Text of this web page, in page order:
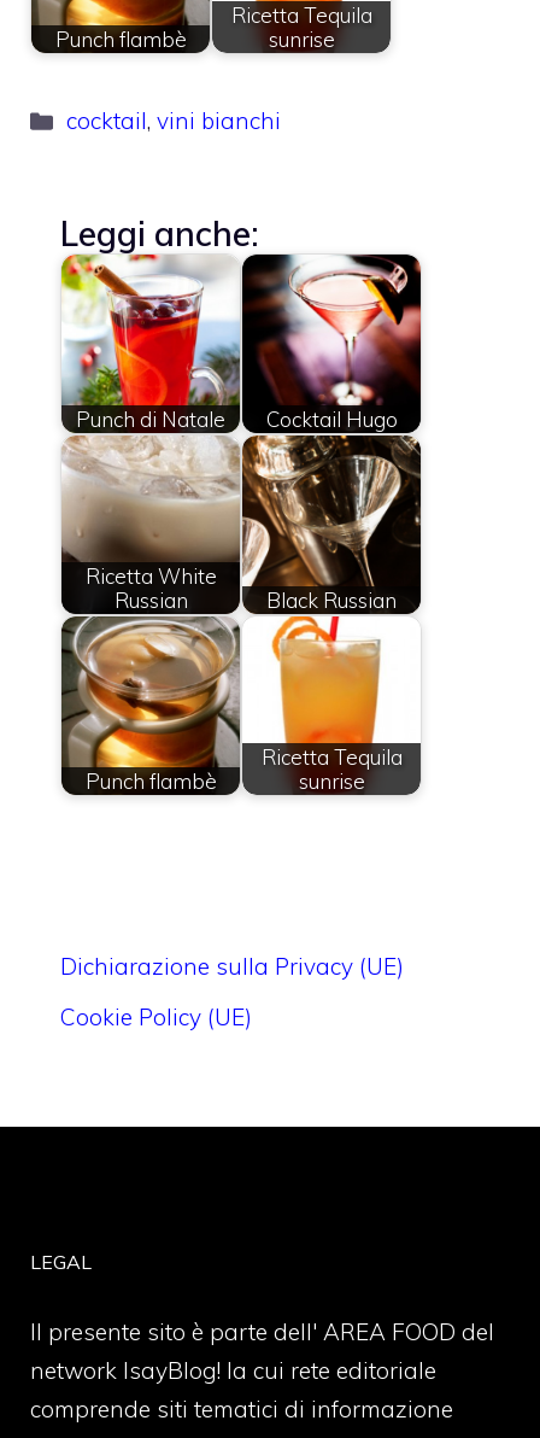
Punch flambè
Ricetta Tequila
sunrise
Categorie
cocktail,vini bianchi
Leggi anche:
Punch di Natale Cocktail Hugo
Ricetta White
Russian
Black Russian
Punch flambè
Ricetta Tequila
sunrise
Dichiarazione sulla Privacy (UE)
Cookie Policy (UE)
LEGAL
Il presente sito è parte dell' AREA FOOD del
network IsayBlog! la cui rete editoriale
comprende siti tematici di informazione